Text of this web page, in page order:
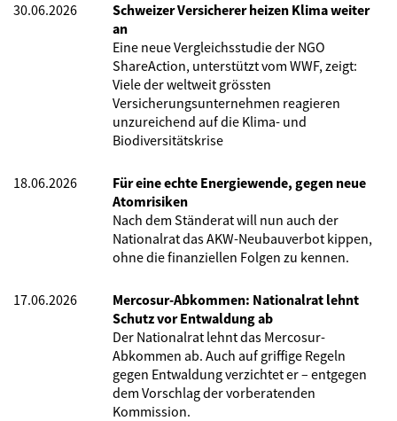
30.06.2026
Schweizer Versicherer heizen Klima weiter
an
Eine neue Vergleichsstudie der NGO
ShareAction, unterstützt vom WWF, zeigt:
Viele der weltweit grössten
Versicherungsunternehmen reagieren
unzureichend auf die Klima- und
Biodiversitätskrise
18.06.2026
Für eine echte Energiewende, gegen neue
Atomrisiken
Nach dem Ständerat will nun auch der
Nationalrat das AKW-Neubauverbot kippen,
ohne die finanziellen Folgen zu kennen.
17.06.2026
Mercosur-Abkommen: Nationalrat lehnt
Schutz vor Entwaldung ab
Der Nationalrat lehnt das Mercosur-
Abkommen ab. Auch auf griffige Regeln
gegen Entwaldung verzichtet er – entgegen
dem Vorschlag der vorberatenden
Kommission.